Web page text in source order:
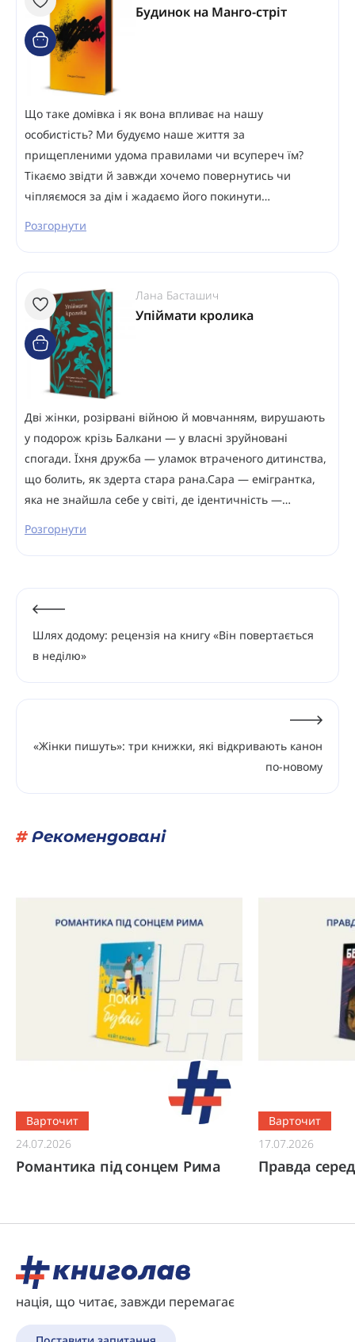
Будинок на Манго-стріт
Що таке домівка і як вона впливає на нашу
особистість? Ми будуємо наше життя за
прищепленими удома правилами чи всупереч їм?
Тікаємо звідти й завжди хочемо повернутись чи
чіпляємося за дім і жадаємо його покинути…
Розгорнути
Лана Басташич
Упіймати кролика
Дві жінки, розірвані війною й мовчанням, вирушають
у подорож крізь Балкани — у власні зруйновані
спогади. Їхня дружба — уламок втраченого дитинства,
що болить, як здерта стара рана.Сара — емігрантка,
яка не знайшла себе у світі, де ідентичність —…
Розгорнути
Шлях додому: рецензія на книгу «Він повертається
в неділю»
«Жінки пишуть»: три книжки, які відкривають канон
по-новому
#Рекомендовані
Варточит
24.07.2026
Романтика під сонцем Рима
Варточит
17.07.2026
Правда
нація, що читає, завжди перемагає